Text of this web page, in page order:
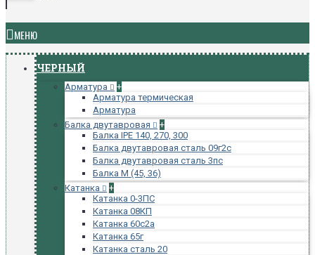
МЕНЮ
ЧЕРНЫЙ
Арматура
+
Арматура термическая
Арматура
Балка двутавровая
+
Балка IPE 140, 270, 300
Балка двутавровая сталь 09г2с
Балка двутавровая сталь 3пс
Балка М (45, 36)
Катанка
+
Катанка 0-3ПС
Катанка 08КП
Катанка 60с2а
Катанка 65г
Катанка сталь 20